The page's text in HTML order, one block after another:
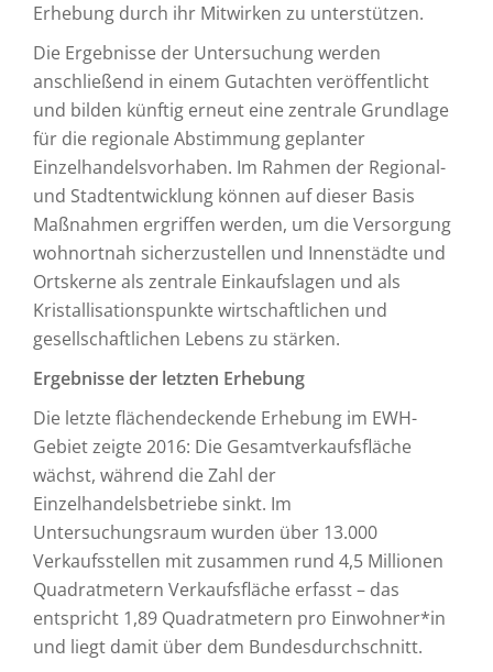
Erhebung durch ihr Mitwirken zu unterstützen.
Die Ergebnisse der Untersuchung werden
anschließend in einem Gutachten veröffentlicht
und bilden künftig erneut eine zentrale Grundlage
für die regionale Abstimmung geplanter
Einzelhandelsvorhaben. Im Rahmen der Regional-
und Stadtentwicklung können auf dieser Basis
Maßnahmen ergriffen werden, um die Versorgung
wohnortnah sicherzustellen und Innenstädte und
Ortskerne als zentrale Einkaufslagen und als
Kristallisationspunkte wirtschaftlichen und
gesellschaftlichen Lebens zu stärken.
Ergebnisse der letzten Erhebung
Die letzte flächendeckende Erhebung im EWH-
Gebiet zeigte 2016: Die Gesamtverkaufsfläche
wächst, während die Zahl der
Einzelhandelsbetriebe sinkt. Im
Untersuchungsraum wurden über 13.000
Verkaufsstellen mit zusammen rund 4,5 Millionen
Quadratmetern Verkaufsfläche erfasst – das
entspricht 1,89 Quadratmetern pro Einwohner*in
und liegt damit über dem Bundesdurchschnitt.